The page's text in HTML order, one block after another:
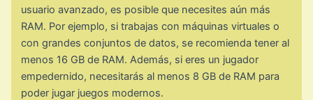
usuario avanzado, es posible que necesites aún más
RAM. Por ejemplo, si trabajas con máquinas virtuales o
con grandes conjuntos de datos, se recomienda tener al
menos 16 GB de RAM. Además, si eres un jugador
empedernido, necesitarás al menos 8 GB de RAM para
poder jugar juegos modernos.